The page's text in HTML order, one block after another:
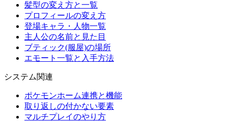
髪型の変え方と一覧
プロフィールの変え方
登場キャラ・人物一覧
主人公の名前と見た目
ブティック(服屋)の場所
エモート一覧と入手方法
システム関連
ポケモンホーム連携と機能
取り返しの付かない要素
マルチプレイのやり方